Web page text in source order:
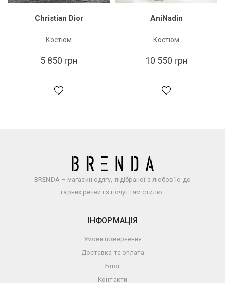
Christian Dior
Костюм
5 850 грн
AniNadin
Костюм
10 550 грн
BRENDA – магазин одягу, підібраної з любов`ю до
гарних речей і з почуттям стилю.
ІНФОРМАЦІЯ
Умови повернення
Доставка та оплата
Блог
Контакти